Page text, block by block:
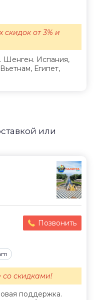
Шенген. Испания,
Египет,
от 3% и
или
Позвонить
поддержка.
скидками!